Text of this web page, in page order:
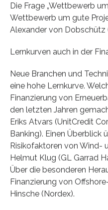
Die Frage „Wettbewerb
Wettbewerb um gute
Alexander von Dobschütz
Lernkurven auch in der
Neue Branchen und
eine hohe Lernkurve.
Finanzierung von
den letzten Jahren
Eriks Atvars (UnitCredit
Banking). Einen Überblick
Risikofaktoren von Wind-
Helmut Klug (GL Garrad
Über die besonderen
Finanzierung von
Hinsche (Nordex).